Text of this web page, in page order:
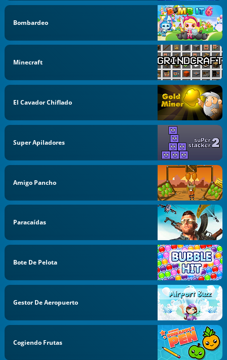
Bombardeo
Minecraft
El Cavador Chiflado
Super Apiladores
Amigo Pancho
Paracaídas
Bote De Pelota
Gestor De Aeropuerto
Cogiendo Frutas